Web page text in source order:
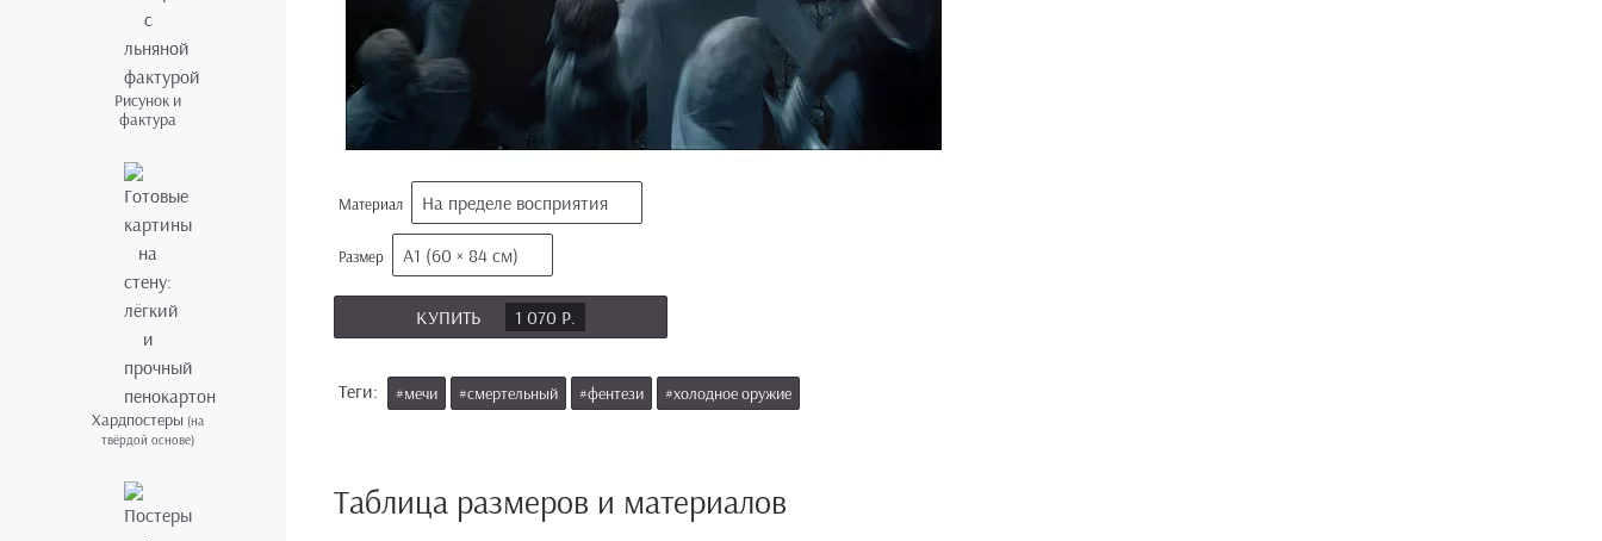
Рисунок и
фактура
Хардпостеры (на
твёрдой основе)
Материал На пределе восприятия
Размер А1 (60 × 84 см)
КУПИТЬ 1 070 Р.
Теги: #мечи #смертельный #фентези #холодное оружие
Таблица размеров и материалов